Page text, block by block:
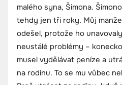
malého syna, Šimona.
tehdy jen tři roky. Můj
odešel, protože ho unavovaly
neustálé problémy –
musel vydělávat peníze a
na rodinu. To se mu vůbec